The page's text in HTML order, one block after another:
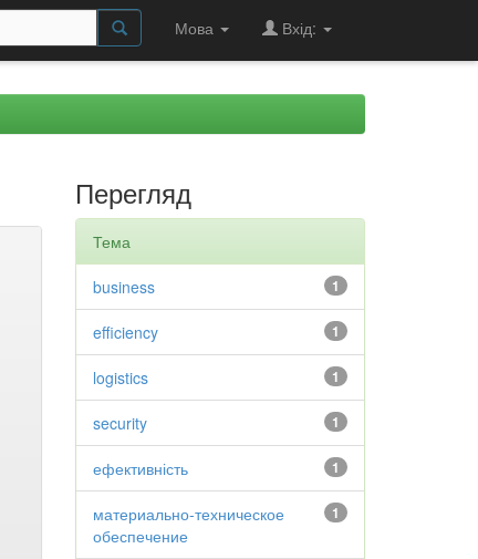
Мова Вхід:
Перегляд
Тема
1
business
1
efficiency
1
logistics
1
security
1
ефективність
1
материально-техническое
обеспечение